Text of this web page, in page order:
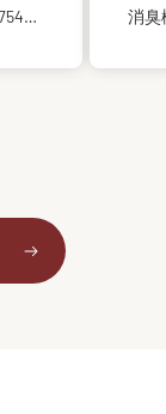
消臭＋汚れ防止壁紙｜LL6753・6754｜のり付き壁紙